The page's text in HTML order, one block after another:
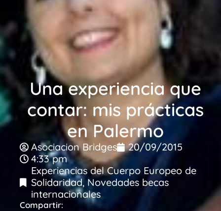
Una experiencia que
contar: mis prácticas
en Palermo
Asociacion Bridges
20/09/2015
4:33 pm
Experiencias del Cuerpo Europeo de
Solidaridad, Novedades becas
internacionales
Compartir: